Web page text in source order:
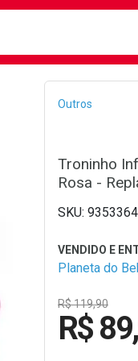
Outros
Troninho
Rosa -
Planeta do
R$ 119,90
R$